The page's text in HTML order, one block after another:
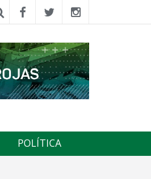
POLÍTICA